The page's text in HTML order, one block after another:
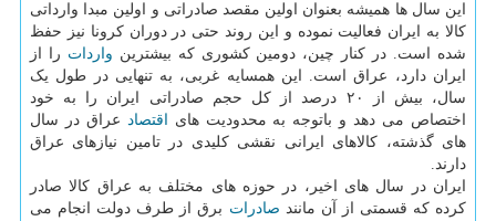
این سال ها همیشه بعنوان اولین مقصد صادراتی و اولین مبدا وارداتی
کالا به ایران فعالیت نموده و این روند حتی در دوران کرونا نیز حفظ
شده است. در کنار چین، دومین کشوری که بیشترین واردات را از
ایران دارد، عراق است. این همسایه غربی، به تنهایی در طول یک
سال، بیش از ۲۰ درصد از کل حجم صادراتی ایران را به خود
اختصاص می دهد و باتوجه به محدودیت های
اقتصاد عراق در سال
های گذشته، کالاهای ایرانی نقشی کلیدی در تامین نیازهای عراق
دارند.
ایران در سال های اخیر، در حوزه های مختلف به عراق کالا صادر
کرده که قسمتی از آن مانند صادرات برق از طرف دولت انجام می